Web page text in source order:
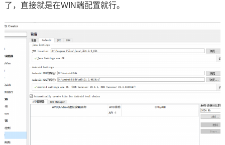
了， 直接就是在WIN端配置就行。